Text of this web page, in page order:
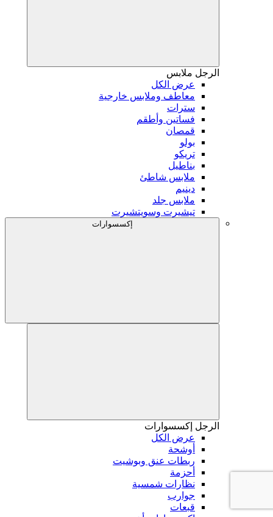
الرجل ملابس
عرض الكل
معاطف وملابس خارجية
سترات
فساتين وأطقم
قمصان
بولو
تريكو
بناطيل
ملابس شاطئ
دينيم
ملابس جلد
تيشيرت وسويتشيرت
إكسسوارات
الرجل إكسسوارات
عرض الكل
أوشحة
ربطات عنق وبوشيت
أحزمة
نظارات شمسية
جوارب
قبعات